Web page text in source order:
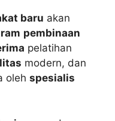
baru akan
pembinaan
pelatihan
modern, dan
oleh spesialis